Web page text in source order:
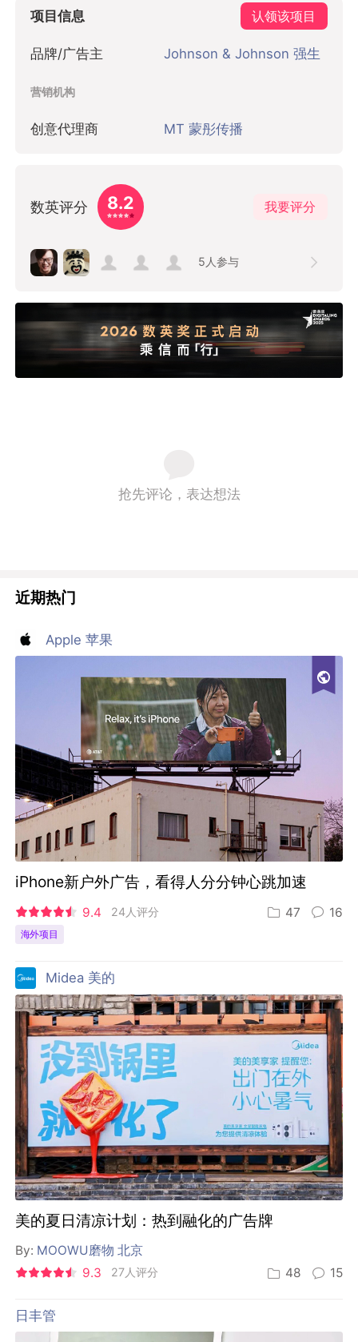
项目信息 认领该项目
品牌/广告主 Johnson & Johnson 强生
营销机构
创意代理商 MT 蒙彤传播
数英评分 8.2 我要评分
5人参与
抢先评论，表达想法
近期热门
Apple 苹果
iPhone新户外广告，看得人分分钟心跳加速
9.4 24人评分 47 16
海外项目
Midea 美的
美的夏日清凉计划：热到融化的广告牌
By: MOOWU磨物 北京
9.3
27人评分 48 15
日丰管